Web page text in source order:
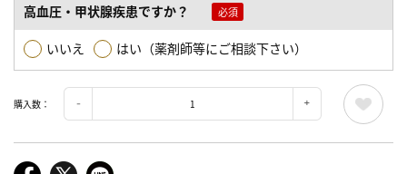
高血圧・甲状腺疾患ですか？
いいえ はい（薬剤師等にご相談下さい）
購入数：